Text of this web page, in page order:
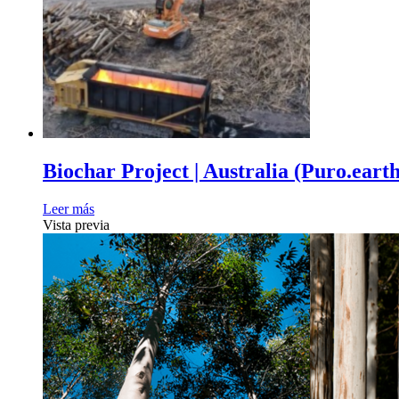
Biochar Project | Australia
Leer más
Vista previa